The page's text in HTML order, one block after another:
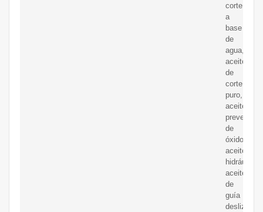
corte
a
base
de
agua,
aceite
de
corte
puro,
aceite
preventivo
de
óxido,
aceite
hidráulico,
aceite
de
guía
deslizante,